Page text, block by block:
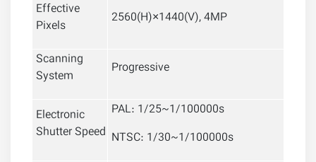
Effective
Pixels
2560(H)×1440(V), 4MP
Scanning
System
Progressive
Electronic
Shutter Speed
PAL: 1/25~1/100000s
NTSC: 1/30~1/100000s